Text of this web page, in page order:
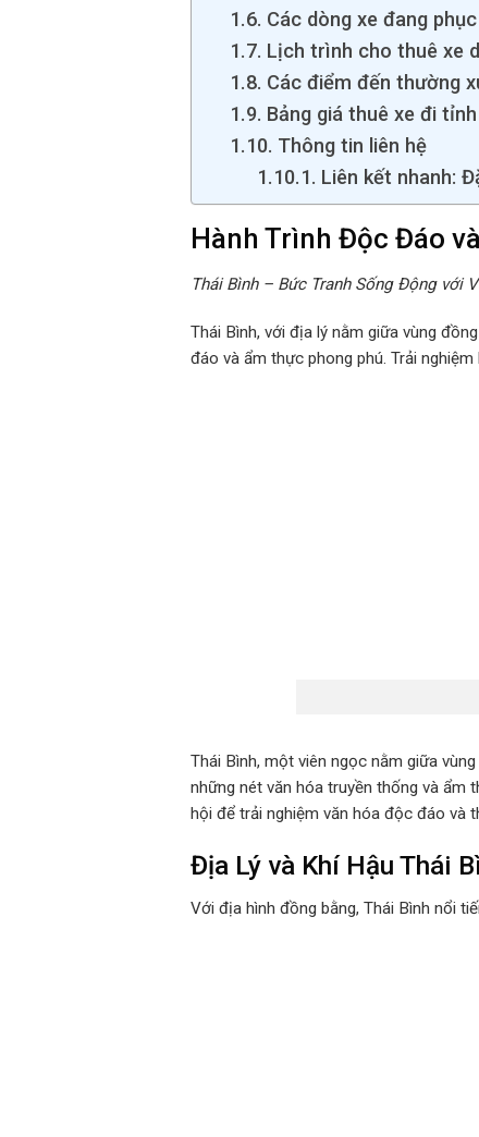
Các dòng xe đang
Lịch trình cho thuê xe
Các điểm đến thường
Bảng giá thuê xe đi
Thông tin liên hệ
Liên kết nhanh:
Hành Trình Độc Đáo
Thái Bình – Bức Tranh Sống Động với
Thái Bình, với địa lý nằm giữa vùng
đáo và ẩm thực phong phú. Trải
Thái Bình, một viên ngọc nằm giữa
những nét văn hóa truyền thống và ẩm
hội để trải nghiệm văn hóa độc đáo và
Địa Lý và Khí Hậu Thái
Với địa hình đồng bằng, Thái Bình nổi